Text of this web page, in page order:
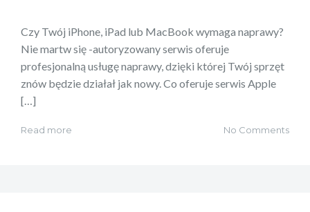
Czy Twój iPhone, iPad lub MacBook wymaga naprawy?
Nie martw się -autoryzowany serwis oferuje
profesjonalną usługę naprawy, dzięki której Twój sprzęt
znów będzie działał jak nowy. Co oferuje serwis Apple
[…]
Read more No Comments